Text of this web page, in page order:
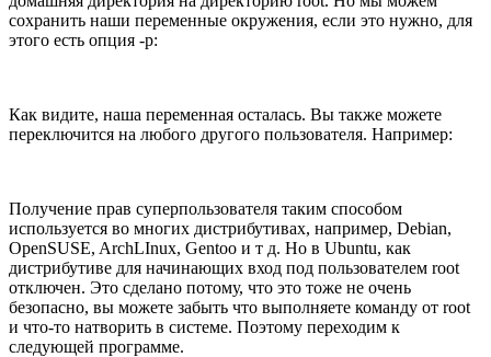
сохранить наши переменные окружения, если это нужно, для
этого есть опция -p:
Как видите, наша переменная осталась. Вы также можете
переключится на любого другого пользователя. Например:
Получение прав суперпользователя таким способом
используется во многих дистрибутивах, например, Debian,
OpenSUSE, ArchLInux, Gentoo и т д. Но в Ubuntu, как
дистрибутиве для начинающих вход под пользователем root
отключен. Это сделано потому, что это тоже не очень
безопасно, вы можете забыть что выполняете команду от root
и что-то натворить в системе. Поэтому переходим к
следующей программе.